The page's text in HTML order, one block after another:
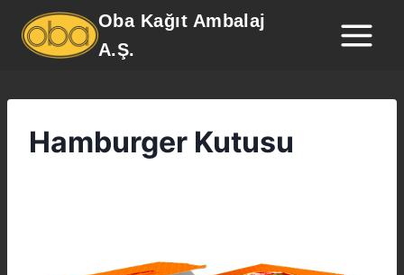
Oba Kağıt Ambalaj
A.Ş.
Hamburger Kutusu